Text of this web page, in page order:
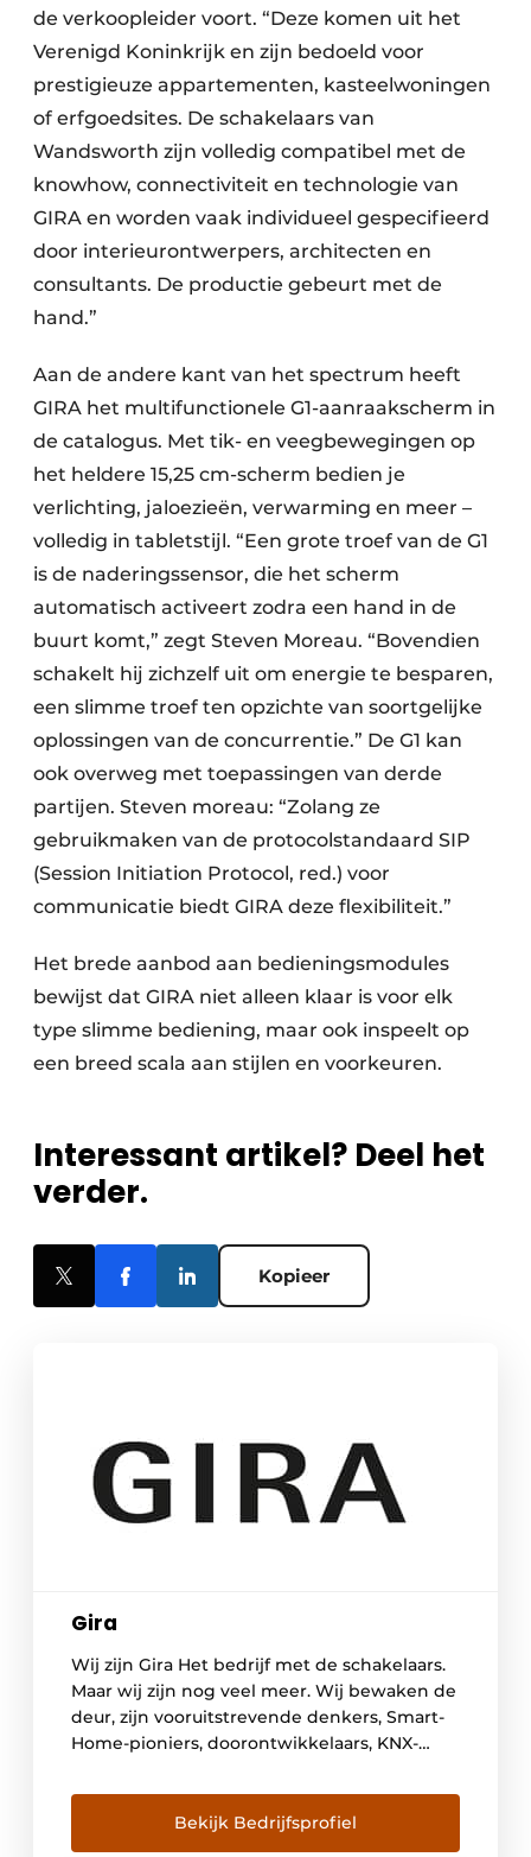
de verkoopleider voort. “Deze komen uit het
Verenigd Koninkrijk en zijn bedoeld voor
prestigieuze appartementen, kasteelwoningen
of erfgoedsites. De schakelaars van
Wandsworth zijn volledig compatibel met de
knowhow, connectiviteit en technologie van
GIRA en worden vaak individueel gespecifieerd
door interieur­ontwerpers, architecten en
consultants. De productie gebeurt met de
hand.”
Aan de andere kant van het spectrum heeft
GIRA het multifunctionele G1-aanraakscherm in
de catalogus. Met tik- en veegbewegingen op
het heldere 15,25 cm-scherm bedien je
verlichting, jaloezieën, verwarming en meer –
volledig in tabletstijl. “Een grote troef van de G1
is de naderingssensor, die het scherm
automatisch activeert zodra een hand in de
buurt komt,” zegt Steven Moreau. “Bovendien
schakelt hij zichzelf uit om energie te besparen,
een slimme troef ten opzichte van soortgelijke
oplossingen van de concurrentie.” De G1 kan
ook overweg met toepassingen van derde
partijen. Steven moreau: “Zolang ze
gebruikmaken van de protocolstandaard SIP
(Session Initiation Protocol, red.) voor
communicatie biedt GIRA deze flexibiliteit.”
Het brede aanbod aan bedieningsmodules
bewijst dat GIRA niet alleen klaar is voor elk
type slimme bediening, maar ook inspeelt op
een breed scala aan stijlen en voorkeuren.
Interessant artikel? Deel het
verder.
Kopieer
Gira
Wij zijn Gira Het bedrijf met de schakelaars.
Maar wij zijn nog veel meer. Wij bewaken de
deur, zijn vooruitstrevende denkers, Smart-
Home-pioniers, doorontwikkelaars, KNX-
designers en geven de toekomst vorm. De
naam Gira staat voor moderne
systematische gebouwentechniek die
Bekijk Bedrijfsprofiel